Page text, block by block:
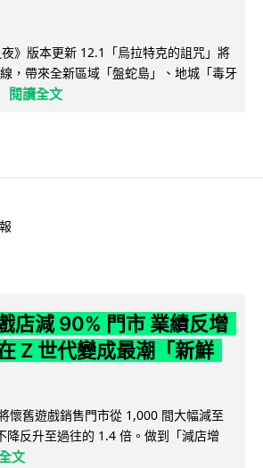
夜》版本更新 12.1「烏拉特克的詛咒」將
，帶來全新區域「盤蛇島」、地城「毒牙
閱讀全文
店減 90% 門市 業績反增
Z 世代變成最潮「新鮮
懷舊遊戲銷售門市從 1,000 間大幅減至
降反升至過往的 1.4 倍。做到「減店增
文